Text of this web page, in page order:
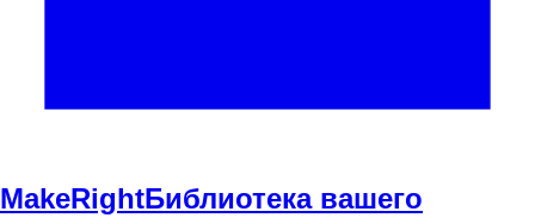
MakeRightБиблиотека вашего